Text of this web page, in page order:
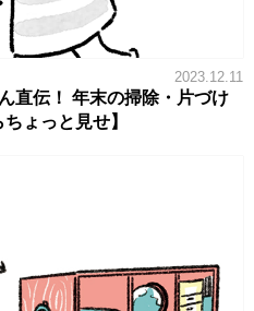
2023.12.11
直伝！ 年末の掃除・片づけ
ょっと見せ】